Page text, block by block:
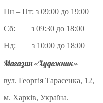
Пн – Пт: з 09:00 до 19:00
Сб: з 09:30 до 18:00
Нд: з 10:00 до 18:00
Магазин «Художник»
вул. Георгія Тарасенка, 12,
м. Харків, Україна.